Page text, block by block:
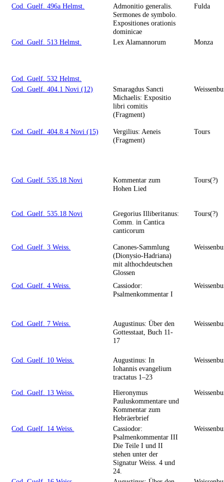
Cod. Guelf. 496a Helmst.
Admonitio generalis.
Sermones de symbolo.
Expositiones orationis
dominicae
Fulda
Cod. Guelf. 513 Helmst. Lex Alamannorum Monza
Cod. Guelf. 532 Helmst.
Cod. Guelf. 404.1 Novi (12)
Smaragdus Sancti
Michaelis: Expositio
libri comitis
(Fragment)
Cod. Guelf. 404.8.4 Novi (15)
Vergilius: Aeneis
(Fragment)
Tours
Cod. Guelf. 535.18 Novi
Kommentar zum
Hohen Lied
Tours(?)
Cod. Guelf. 535.18 Novi
Gregorius Illiberitanus:
Comm. in Cantica
canticorum
Tours(?)
Cod. Guelf. 3 Weiss.
Canones-Sammlung
(Dionysio-Hadriana)
mit althochdeutschen
Glossen
Cod. Guelf. 4 Weiss.
Cassiodor:
Psalmenkommentar I
Cod. Guelf. 7 Weiss.
Augustinus: Über den
Gottesstaat, Buch 11-
17
Cod. Guelf. 10 Weiss.
Augustinus: In
Iohannis evangelium
tractatus 1–23
Cod. Guelf. 13 Weiss.
Hieronymus
Pauluskommentare und
Kommentar zum
Hebräerbrief
Cod. Guelf. 14 Weiss.
Cassiodor:
Psalmenkommentar III
Die Teile I und II
stehen unter der
Signatur Weiss. 4 und
24.